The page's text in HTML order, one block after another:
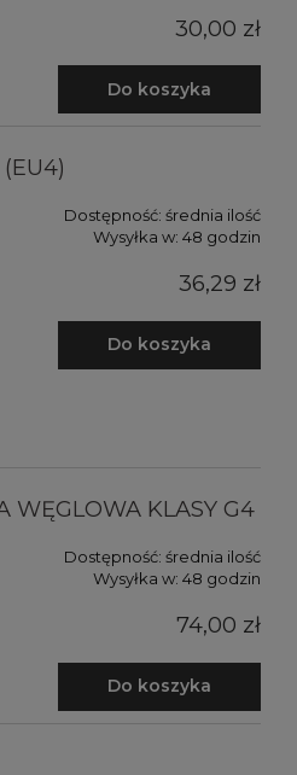
30,00 zł
Do koszyka
Dostępność: średnia ilość
Wysyłka w: 48 godzin
36,29 zł
Do koszyka
WĘGLOWA KLASY G4
Dostępność: średnia ilość
Wysyłka w: 48 godzin
74,00 zł
Do koszyka